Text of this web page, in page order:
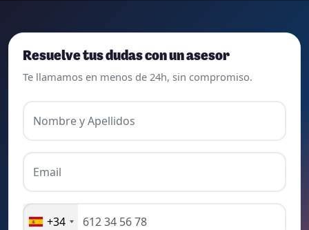
Resuelve tus dudas con un asesor
Te llamamos en menos de 24h, sin compromiso.
Nombre y Apellidos
Email
+34